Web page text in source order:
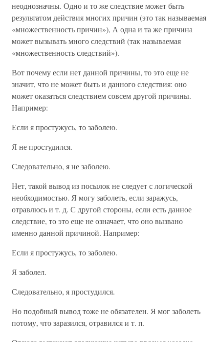
неоднозначны. Одно и то же следствие может быть
результатом действия многих причин (это так называемая
«множественность причин»), А одна и та же причина
может вызывать много следствий (так называемая
«множественность следствий»).
Вот почему если нет данной причины, то это еще не
значит, что не может быть и данного следствия: оно
может оказаться следствием совсем другой причины.
Например:
Если я простужусь, то заболею.
Я не простудился.
Следовательно, я не заболею.
Нет, такой вывод из посылок не следует с логической
необходимостью. Я могу заболеть, если заражусь,
отравлюсь и т. д. С другой стороны, если есть данное
следствие, то это еще не означает, что оно вызвано
именно данной причиной. Например:
Если я простужусь, то заболею.
Я заболел.
Следовательно, я простудился.
Но подобный вывод тоже не обязателен. Я мог заболеть
потому, что заразился, отравился и т. п.